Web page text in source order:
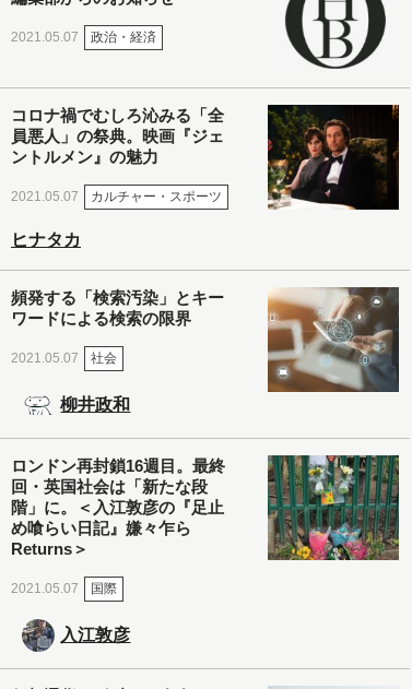
2021.05.07 政治・経済
コロナ禍でむしろ沁みる「全
員悪人」の祭典。映画『ジェ
ントルメン』の魅力
2021.05.07 カルチャー・スポーツ
ヒナタカ
頻発する「検索汚染」とキー
ワードによる検索の限界
2021.05.07 社会
柳井政和
ロンドン再封鎖16週目。最終
回・英国社会は「新たな段
階」に。＜入江敦彦の『足止
め喰らい日記』嫌々乍ら
Returns＞
2021.05.07 国際
入江敦彦